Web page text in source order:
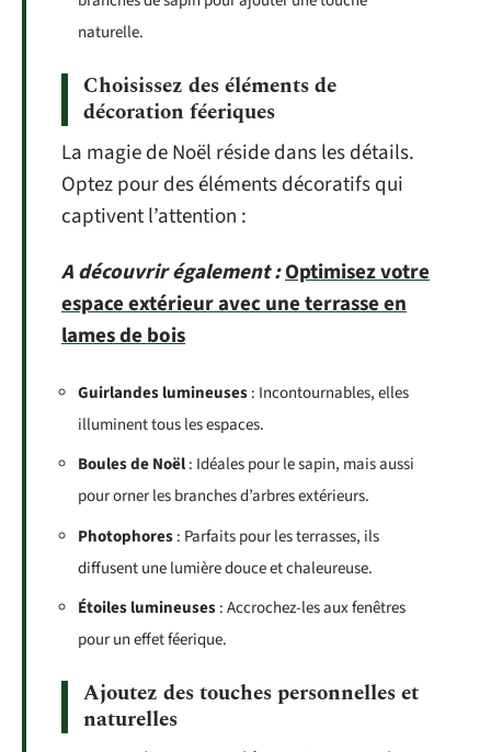
naturelle.
Choisissez des éléments de
décoration féeriques
La magie de Noël réside dans les détails.
Optez pour des éléments décoratifs qui
captivent l’attention :
A découvrir également :Optimisez votre
espace extérieur avec une terrasse en
lames de bois
Guirlandes lumineuses: Incontournables, elles
illuminent tous les espaces.
Boules de Noël: Idéales pour le sapin, mais aussi
pour orner les branches d’arbres extérieurs.
Photophores: Parfaits pour les terrasses, ils
diffusent une lumière douce et chaleureuse.
Étoiles lumineuses: Accrochez-les aux fenêtres
pour un effet féerique.
Ajoutez des touches personnelles et
naturelles